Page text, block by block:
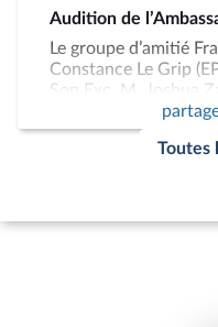
Audition de
Le groupe d’amitié
Constance Le Grip
Son Exc. M. Joshua
Toutes